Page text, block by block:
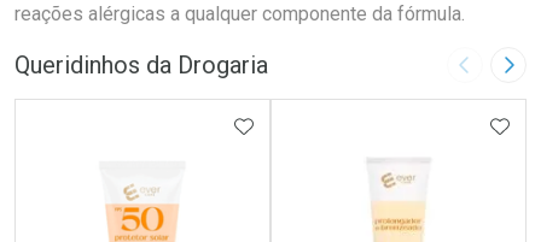
reações alérgicas a qualquer componente da fórmula.
Queridinhos da Drogaria Imagem
ADICIONAR AOS FAVORITOS